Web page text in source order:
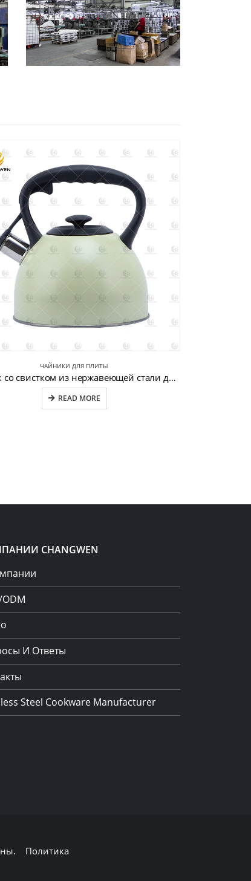
ЧАЙНИКИ ДЛЯ ПЛИТЫ
Чайник со свистком из нержавеющей стали для кухни CW-T079-C
READ MORE
CHANGWEN
И Ответы
Steel Cookware Manufacturer
Политика